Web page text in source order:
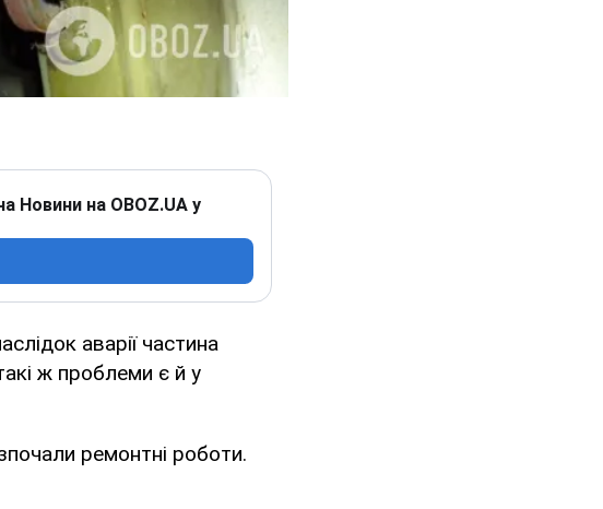
Новини на OBOZ.UA у
аварії частина
ж проблеми є й у
ремонтні роботи.